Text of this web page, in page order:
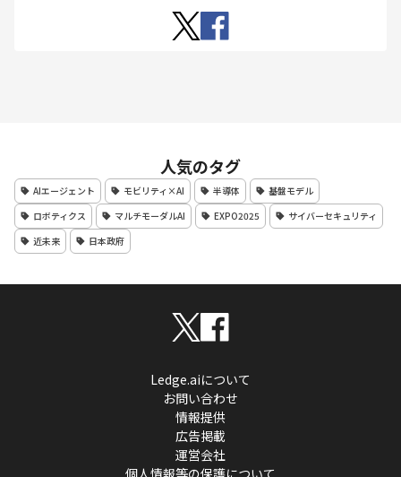
人気のタグ
AIエージェント モビリティ×AI 半導体
基盤モデル
ロボティクス
マルチモーダルAI EXPO2025
サイバーセキュリティ
近未来
日本政府
Ledge.aiについて
お問い合わせ
情報提供
広告掲載
運営会社